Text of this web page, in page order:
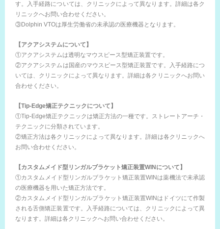
す。入手経路については、クリニックによって異なります。詳細は各ク
リニックへお問い合わせください。
③Dolphin VTOは厚生労働省の未承認の医療機器となります。
【アクアシステムについて】
①アクアシステムは透明なマウスピース型矯正装置です。
②アクアシステムは国産のマウスピース型矯正装置です。入手経路につ
いては、クリニックによって異なります。詳細は各クリニックへお問い
合わせください。
【Tip-Edge矯正テクニックについて】
①Tip-Edge矯正テクニックは矯正方法の一種です。ストレートアーチ・
テクニックに分類されています。
②矯正方法は各クリニックによって異なります。詳細は各クリニックへ
お問い合わせください。
【カスタムメイド型リンガルブラケット矯正装置WINについて】
①カスタムメイド型リンガルブラケット矯正装置WINは薬機法で未承認
の医療機器を用いた矯正方法です。
②カスタムメイド型リンガルブラケット矯正装置WINはドイツにて作製
される舌側矯正装置です。入手経路については、クリニックによって異
なります。詳細は各クリニックへお問い合わせください。